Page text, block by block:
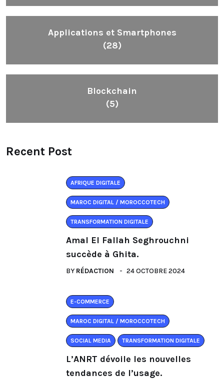
Applications et Smartphones
(28)
Blockchain
(5)
Recent Post
AFRIQUE DIGITALE
MAROC DIGITAL / MOROCCOTECH
TRANSFORMATION DIGITALE
Amal El Fallah Seghrouchni
succède à Ghita.
BY RÉDACTION 24 OCTOBRE 2024
E-COMMERCE
MAROC DIGITAL / MOROCCOTECH
SOCIAL MEDIA TRANSFORMATION DIGITALE
L’ANRT dévoile les nouvelles
tendances de l’usage.